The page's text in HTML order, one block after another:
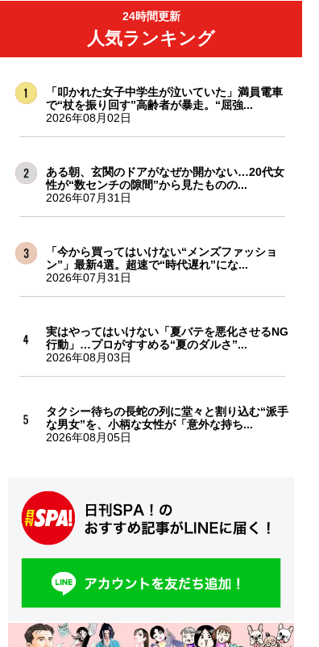
24時間更新
人気ランキング
「叩かれた女子中学生が泣いていた」満員電車
で“杖を振り回す”高齢者が暴走。“屈強...
2026年08月02日
ある朝、玄関のドアがなぜか開かない…20代女
性が“数センチの隙間”から見たものの...
2026年07月31日
「今から買ってはいけない“メンズファッショ
ン”」最新4選。超速で“時代遅れ”にな...
2026年07月31日
実はやってはいけない「夏バテを悪化させるNG
行動」…プロがすすめる“夏のダルさ”...
2026年08月03日
タクシー待ちの長蛇の列に堂々と割り込む“派手
な男女”を、小柄な女性が「意外な持ち...
2026年08月05日